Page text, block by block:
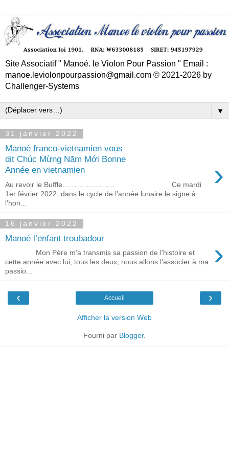
Site Associatif " Manoé. le Violon Pour Passion " Email :
manoe.leviolonpourpassion@gmail.com © 2021-2026 by
Challenger-Systems
▼
31 janvier 2022
Manoé franco-vietnamien vous
dit Chúc Mừng Năm Mới Bonne
Année en vietnamien
›
Au revoir le Buffle…………………. Ce mardi
1er février 2022, dans le cycle de l’année lunaire le signe à
l'hon...
16 janvier 2022
Manoé l’enfant troubadour ›
Mon Père m’a transmis sa passion de l’histoire et
cette année avec lui, tous les deux, nous allons l’associer à ma
passio...
‹ ›
Accueil
Afficher la version Web
Fourni par Blogger.